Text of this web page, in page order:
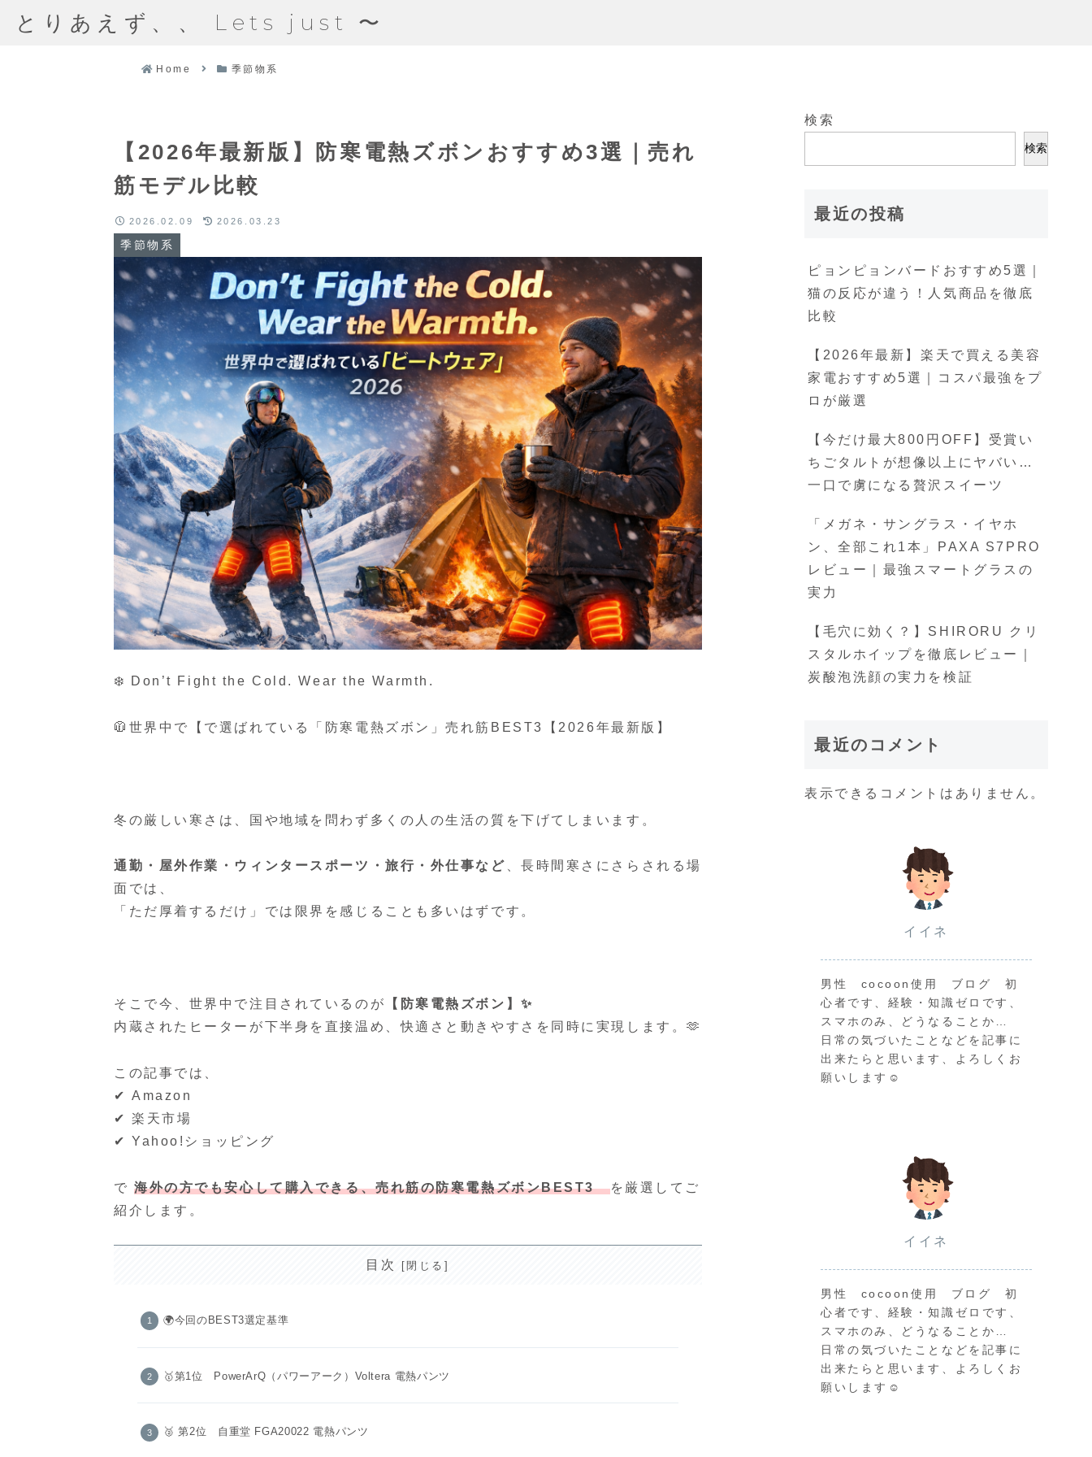
とりあえず、、 Lets just 〜
Home 季節物系
【2026年最新版】防寒電熱ズボンおすすめ3選｜売れ
筋モデル比較
季節物系
2026.02.09 2026.03.23
❄️ Don’t Fight the Cold. Wear the Warmth.
🧥世界中で【で選ばれている「防寒電熱ズボン」売れ筋BEST3【2026年最新版】
冬の厳しい寒さは、国や地域を問わず多くの人の生活の質を下げてしまいます。
通勤・屋外作業・ウィンタースポーツ・旅行・外仕事など 、長時間寒さにさらされる場
面では、
「ただ厚着するだけ」では限界を感じることも多いはずです。
そこで今、世界中で注目されているのが
【防寒電熱ズボン】✨
内蔵されたヒーターが下半身を直接温め、快適さと動きやすさを同時に実現します。🫶
この記事では、
✔ Amazon
✔ 楽天市場
✔ Yahoo!ショッピング
で海外の方でも安心して購入できる、売れ筋の防寒電熱ズボンBEST3を厳選してご
紹介します。
目次
🌍️今回のBEST3選定基準
🥇第1位 PowerArQ（パワーアーク）Voltera 電熱パンツ
🥈 第2位 自重堂 FGA20022 電熱パンツ
検索
検索
最近の投稿
ピョンピョンバードおすすめ5選｜
猫の反応が違う！人気商品を徹底
比較
【2026年最新】楽天で買える美容
家電おすすめ5選｜コスパ最強をプ
ロが厳選
【今だけ最大800円OFF】受賞い
ちごタルトが想像以上にヤバい…
一口で虜になる贅沢スイーツ
「メガネ・サングラス・イヤホ
ン、全部これ1本」PAXA S7PRO
レビュー｜最強スマートグラスの
実力
【毛穴に効く？】SHIRORU クリ
スタルホイップを徹底レビュー｜
炭酸泡洗顔の実力を検証
最近のコメント
表示できるコメントはありません。
イイネ
男性 cocoon使用 ブログ 初
心者です、経験・知識ゼロです、
スマホのみ、どうなることか…
日常の気づいたことなどを記事に
出来たらと思います、よろしくお
願いします☺
イイネ
男性 cocoon使用 ブログ 初
心者です、経験・知識ゼロです、
スマホのみ、どうなることか…
日常の気づいたことなどを記事に
出来たらと思います、よろしくお
願いします☺